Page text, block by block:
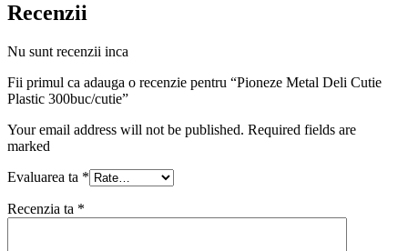
Recenzii
Nu sunt recenzii inca
Fii primul ca adauga o recenzie pentru “Pioneze Metal Deli Cutie
Plastic 300buc/cutie”
Your email address will not be published. Required fields are
marked
Evaluarea ta *
Recenzia ta *